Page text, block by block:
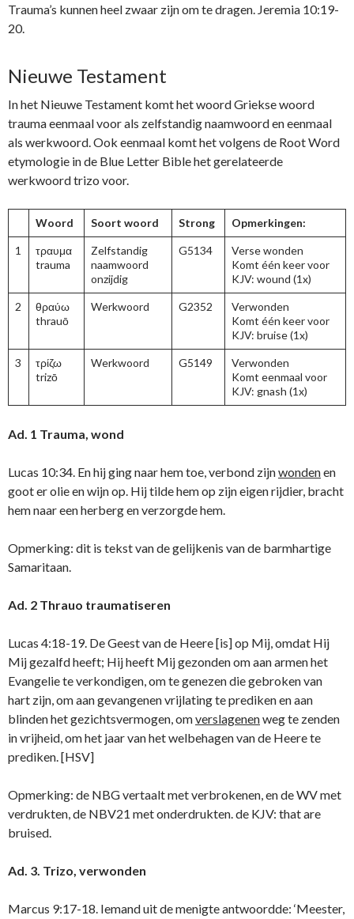
Trauma’s kunnen heel zwaar zijn om te dragen. Jeremia 10:19-
20.
Nieuwe Testament
In het Nieuwe Testament komt het woord Griekse woord
trauma eenmaal voor als zelfstandig naamwoord en eenmaal
als werkwoord. Ook eenmaal komt het volgens de Root Word
etymologie in de Blue Letter Bible het gerelateerde
werkwoord trizo voor.
Woord Soort woord Strong Opmerkingen:
1
τραυμα
trauma
Zelfstandig
naamwoord
onzijdig
G5134
Verse wonden
Komt één keer voor
KJV: wound (1x)
2
θραύω
thrauō
Werkwoord G2352
Verwonden
Komt één keer voor
KJV: bruise (1x)
3
τρίζω
trizō
Werkwoord G5149
Verwonden
Komt eenmaal voor
KJV: gnash (1x)
Ad. 1 Trauma, wond
Lucas 10:34. En hij ging naar hem toe, verbond zijnwondenen
goot er olie en wijn op. Hij tilde hem op zijn eigen rijdier, bracht
hem naar een herberg en verzorgde hem.
Opmerking: dit is tekst van de gelijkenis van de barmhartige
Samaritaan.
Ad. 2 Thrauo traumatiseren
Lucas 4:18-19. De Geest van de Heere [is] op Mij, omdat Hij
Mij gezalfd heeft; Hij heeft Mij gezonden om aan armen het
Evangelie te verkondigen, om te genezen die gebroken van
hart zijn, om aan gevangenen vrijlating te prediken en aan
blinden het gezichtsvermogen, omverslagenenweg te zenden
in vrijheid, om het jaar van het welbehagen van de Heere te
prediken. [HSV]
Opmerking: de NBG vertaalt met verbrokenen, en de WV met
verdrukten, de NBV21 met onderdrukten. de KJV: that are
bruised.
Ad. 3. Trizo, verwonden
Marcus 9:17-18. Iemand uit de menigte antwoordde: ‘Meester,